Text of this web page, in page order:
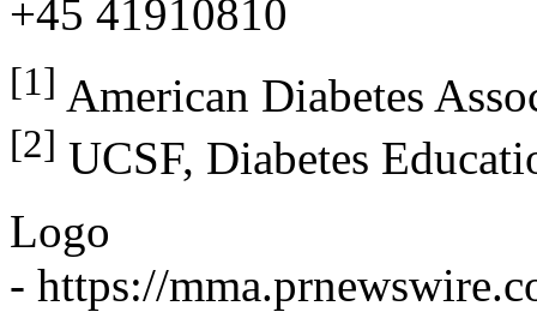
+45 41910810
[1] American Diabetes
[2] UCSF, Diabetes
Logo
- https://